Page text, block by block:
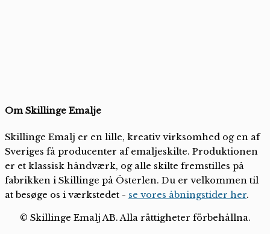
Om Skillinge Emalje
Skillinge Emalj er en lille, kreativ virksomhed og en af
Sveriges få producenter af emaljeskilte. Produktionen
er et klassisk håndværk, og alle skilte fremstilles på
fabrikken i Skillinge på Österlen. Du er velkommen til
at besøge os i værkstedet - se vores åbningstider her.
© Skillinge Emalj AB. Alla rättigheter förbehållna.